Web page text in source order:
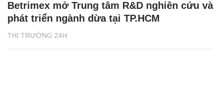
THỊ TRƯỜNG 24H
Betrimex mở Trung tâm R&D nghiên cứu và
phát triển ngành dừa tại TP.HCM